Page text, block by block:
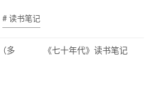
# 读书笔记
多
《七十年代》读书笔记